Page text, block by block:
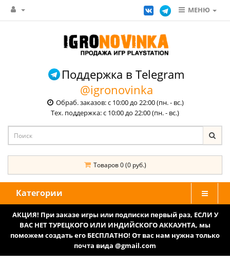
МЕНЮ
Поддержка в Telegram
@igronovinka
Обраб. заказов: с 10:00 до 22:00 (пн. - вс.)
Тех. поддержка: с 10:00 до 22:00 (пн. - вс.)
Товаров 0 (0 руб.)
Категории
АКЦИЯ! При заказе игры или подписки первый раз, ЕСЛИ У
ВАС НЕТ ТУРЕЦКОГО ИЛИ ИНДИЙСКОГО АККАУНТА, мы
поможем создать его БЕСПЛАТНО! От вас нам нужна только
почта вида @gmail.com